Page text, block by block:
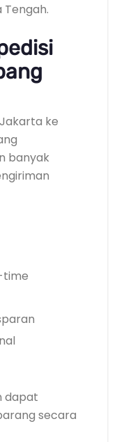
ke
banyak
time
dapat
secara